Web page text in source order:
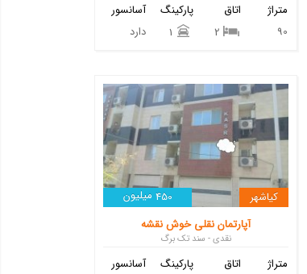
آسانسور
دارد
پارکینگ
اتاق
متراژ
90
450 میلیون
کیاشهر
آپارتمان نقلی خوش نقشه
نقدی - سند تک برگ
آسانسور
پارکینگ
اتاق
متراژ